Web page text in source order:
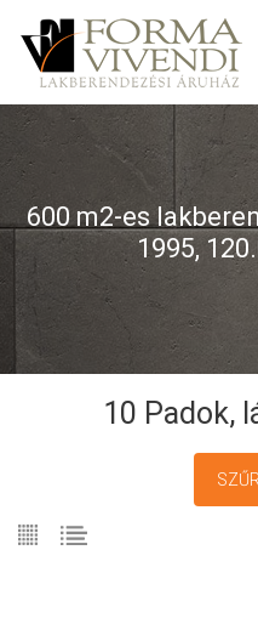
600 m2-es
1995,
10 Padok,